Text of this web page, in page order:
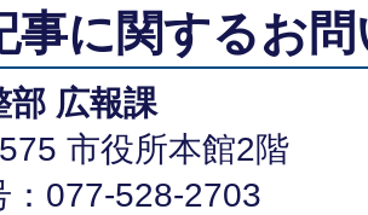
事に関するお
部 広報課
市役所本館2階
：077-528-2703